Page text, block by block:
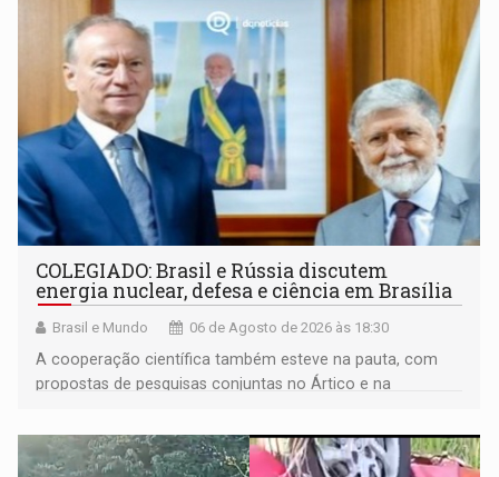
COLEGIADO: Brasil e Rússia discutem
energia nuclear, defesa e ciência em Brasília
Brasil e Mundo 06 de Agosto de 2026 às 18:30
A cooperação científica também esteve na pauta, com
propostas de pesquisas conjuntas no Ártico e na